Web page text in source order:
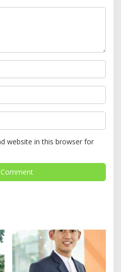
website in this browser for